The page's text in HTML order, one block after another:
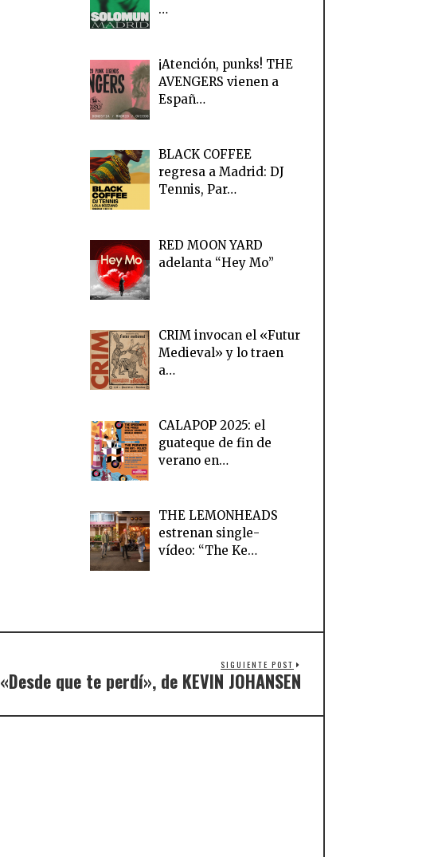
…
¡Atención, punks! THE
AVENGERS vienen a
Españ…
BLACK COFFEE
regresa a Madrid: DJ
Tennis, Par…
RED MOON YARD
adelanta “Hey Mo”
CRIM invocan el «Futur
Medieval» y lo traen
a…
CALAPOP 2025: el
guateque de fin de
verano en…
THE LEMONHEADS
estrenan single-
vídeo: “The Ke…
SIGUIENTE POST
«Desde que te perdí», de KEVIN JOHANSEN